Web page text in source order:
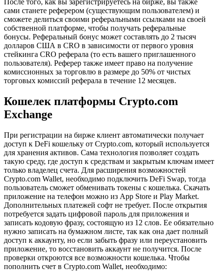
После того, как вы зарегистрируетесь на бирже, вы также
сами станете реферером (существующим пользователем) и
сможете делиться своими реферальными ссылками на своей
собственной платформе, чтобы получать реферальные
бонусы. Реферальный бонус может составлять до 2 тысяч
долларов США в CRO в зависимости от первого уровня
стейкинга CRO реферала (то есть вашего приглашенного
пользователя). Реферер также имеет право на получение
комиссионных за торговлю в размере до 50% от чистых
торговых комиссий реферала в течение 12 месяцев.
Кошелек платформы Crypto.com
Exchange
При регистрации на бирже клиент автоматически получает
доступ к DeFi кошельку от Crypto.com, который используется
для хранения активов. Сама технология позволяет создать
такую среду, где доступ к средствам и закрытым ключам имеет
только владелец счета. Для расширения возможностей
Сryptо.com Wallet, необходимо подключить DeFi Swap, тогда
пользователь сможет обменивать токены с кошелька. Скачать
приложение на телефон можно из App Store и Play Market.
Дополнительных платежей софт не требует. После открытия
потребуется задать цифровой пароль для приложения и
записать кодовую фразу, состоящую из 12 слов. Ее обязательно
нужно записать на бумажном листе, так как она дает полный
доступ к аккаунту, но если забыть фразу или переустановить
приложение, то восстановить аккаунт не получится. После
проверки откроются все возможности кошелька. Чтобы
пополнить счет в Сrypto.com Wallet, необходимо: